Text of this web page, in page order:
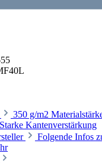
350 g/m2
Kantenverstärkung
Folgende Infos